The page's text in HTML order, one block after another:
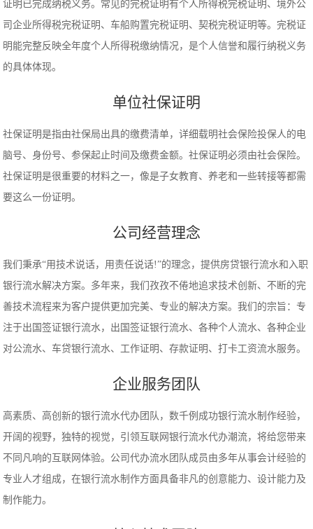
证明已完成纳税义务。常见的完税证明有个人所得税完税证明、境外公
司企业所得税完税证明、车船购置完税证明、契税完税证明等。完税证
明能完整反映全年度个人所得税缴纳情况，是个人信誉和履行纳税义务
的具体体现。
单位社保证明
社保证明是指由社保局出具的缴费清单，详细载明社会保险投保人的电
脑号、身份号、参保起止时间及缴费金额。社保证明必须由社会保险。
社保证明是很重要的材料之一，像是子女教育、养老和一些转接等都需
要这么一份证明。
公司经营理念
我们秉承“用技术说话，用责任说话!”的理念，提供房贷银行流水和入职
银行流水解决方案。多年来，我们孜孜不倦地追求技术创新、不断的完
善技术流程来为客户提供更加完美、专业的解决方案。我们的宗旨：专
注于出国签证银行流水，出国签证银行流水、各种个人流水、各种企业
对公流水、车贷银行流水、工作证明、存款证明、打卡工资流水服务。
企业服务团队
高素质、高创新的银行流水代办团队，数千例成功银行流水制作经验，
开阔的视野，独特的视觉，引领互联网银行流水代办潮流，将给您带来
不同凡响的互联网体验。公司代办流水团队成员由多年从事会计经验的
专业人才组成，在银行流水制作方面具备非凡的创意能力、设计能力及
制作能力。